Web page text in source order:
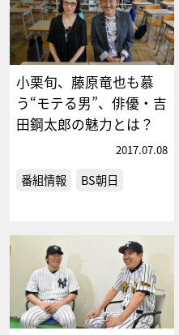
小栗旬、藤原竜也も慕
う“モテる男”、俳優・吉
田鋼太郎の魅力とは？
2017.07.08
番組情報 BS朝日